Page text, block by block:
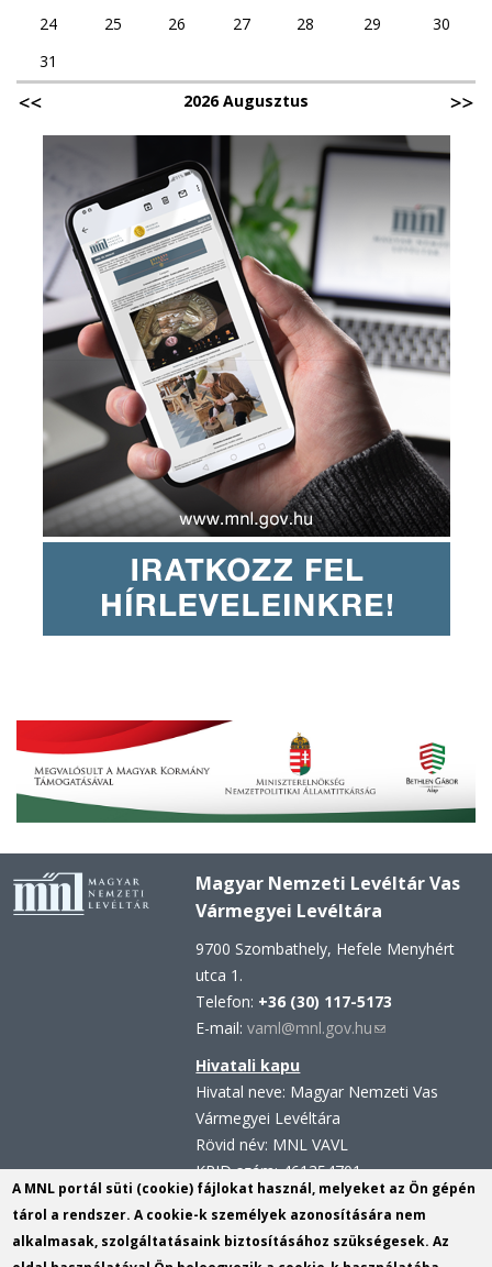
24
25 26 27 28 29
30
31
2026 Augusztus
Magyar Nemzeti Levéltár Vas
Vármegyei Levéltára
9700 Szombathely, Hefele Menyhért
utca 1.
Telefon: +36 (30) 117-5173
E-mail:vaml@mnl.gov.hu(link
Hivatali kapu
Hivatal neve: Magyar Nemzeti Vas
Vármegyei Levéltára
Rövid név: MNL VAVL
KRID szám: 461354701
Hivatali kapu - Központi
Érkeztetési Rendszer (KÉR)
Hivatal neve: Magyar Nemzeti Levéltár
A MNL portál süti (cookie) fájlokat használ, melyeket az Ön gépén
tárol a rendszer. A cookie-k személyek azonosítására nem
alkalmasak, szolgáltatásaink biztosításához szükségesek. Az